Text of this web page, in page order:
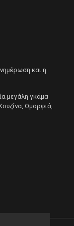
και η
μεγάλη γκάμα
Ομορφιά,